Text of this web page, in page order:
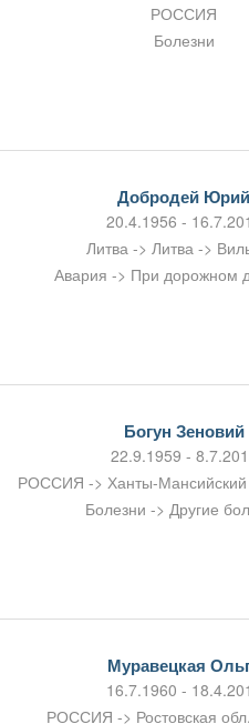
РОССИЯ
Болезни
Добродей Юрий
20.4.1956 -
Литва -> Литва ->
Авария -> При дорожном
Богун Зеновий
22.9.1959 -
РОССИЯ -> Ханты-
Болезни -> Другие
Муравецкая
16.7.1960 -
РОССИЯ -> Ростовская